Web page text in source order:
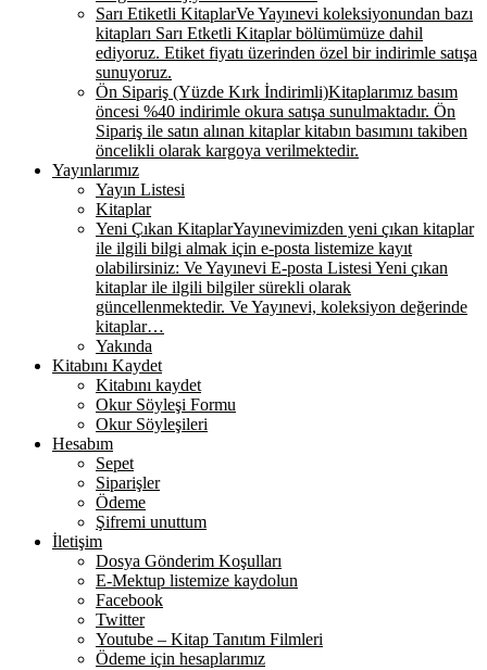
Sarı Etiketli KitaplarVe Yayınevi koleksiyonundan bazı
kitapları Sarı Etketli Kitaplar bölümümüze dahil
ediyoruz. Etiket fiyatı üzerinden özel bir indirimle satışa
sunuyoruz.
Ön Sipariş (Yüzde Kırk İndirimli)Kitaplarımız basım
öncesi %40 indirimle okura satışa sunulmaktadır. Ön
Sipariş ile satın alınan kitaplar kitabın basımını takiben
öncelikli olarak kargoya verilmektedir.
Yayınlarımız
Yayın Listesi
Kitaplar
Yeni Çıkan KitaplarYayınevimizden yeni çıkan kitaplar
ile ilgili bilgi almak için e-posta listemize kayıt
olabilirsiniz: Ve Yayınevi E-posta Listesi Yeni çıkan
kitaplar ile ilgili bilgiler sürekli olarak
güncellenmektedir. Ve Yayınevi, koleksiyon değerinde
kitaplar…
Yakında
Kitabını Kaydet
Kitabını kaydet
Okur Söyleşi Formu
Okur Söyleşileri
Hesabım
Sepet
Siparişler
Ödeme
Şifremi unuttum
İletişim
Dosya Gönderim Koşulları
E-Mektup listemize kaydolun
Facebook
Twitter
Youtube – Kitap Tanıtım Filmleri
Ödeme için hesaplarımız